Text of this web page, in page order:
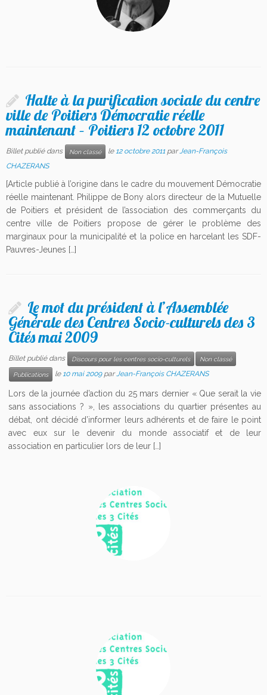
Halte à la purification sociale du centre
ville de Poitiers Démocratie réelle
maintenant – Poitiers 12 octobre 2011
Billet publié dans Non classé le 12 octobre 2011 parJean-François
CHAZERANS
[Article publié à l’origine dans le cadre du mouvement Démocratie
réelle maintenant. Philippe de Bony alors directeur de la Mutuelle
de Poitiers et président de l’association des commerçants du
centre ville de Poitiers propose de gérer le problème des
marginaux pour la municipalité et la police en harcelant les SDF-
Pauvres-Jeunes […]
Le mot du président à l’Assemblée
Générale des Centres Socio-culturels des 3
Cités mai 2009
Billet publié dans Discours pour les centres socio-culturels Non classé
Publications le 10 mai 2009 parJean-François CHAZERANS
Lors de la journée d’action du 25 mars dernier « Que serait la vie
sans associations ? », les associations du quartier présentes au
débat, ont décidé d’informer leurs adhérents et de faire le point
avec eux sur le devenir du monde associatif et de leur
association en particulier lors de leur […]